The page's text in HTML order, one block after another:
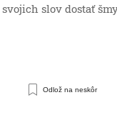
slov dostať
Odlož na neskôr